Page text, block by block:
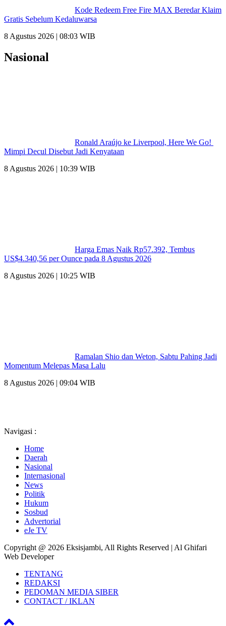
Kode Redeem Free Fire MAX Beredar Klaim
Gratis Sebelum Kedaluwarsa
8 Agustus 2026 | 08:03 WIB
Nasional
Ronald Araújo ke Liverpool, Here We Go!
Mimpi Decul Disebut Jadi Kenyataan
8 Agustus 2026 | 10:39 WIB
Harga Emas Naik Rp57.392, Tembus
US$4.340,56 per Ounce pada 8 Agustus 2026
8 Agustus 2026 | 10:25 WIB
Ramalan Shio dan Weton, Sabtu Pahing Jadi
Momentum Melepas Masa Lalu
8 Agustus 2026 | 09:04 WIB
Navigasi :
Home
Daerah
Nasional
Internasional
News
Politik
Hukum
Sosbud
Advertorial
eJe TV
Copyright @ 2026 Eksisjambi, All Rights Reserved | Al Ghifari
Web Developer
TENTANG
REDAKSI
PEDOMAN MEDIA SIBER
CONTACT / IKLAN